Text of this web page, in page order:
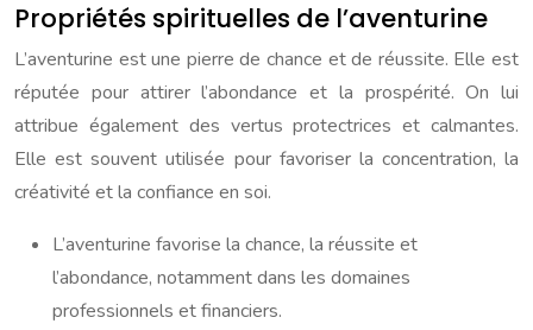
Propriétés spirituelles de l’aventurine
L’aventurine est une pierre de chance et de réussite. Elle est
réputée pour attirer l’abondance et la prospérité. On lui
attribue également des vertus protectrices et calmantes.
Elle est souvent utilisée pour favoriser la concentration, la
créativité et la confiance en soi.
L’aventurine favorise la chance, la réussite et
l’abondance, notamment dans les domaines
professionnels et financiers.